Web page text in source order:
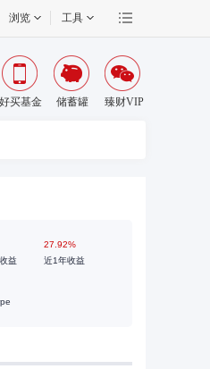
浏览 工具
好买基金 储蓄罐 臻财VIP
益
27.92%
近1年收益